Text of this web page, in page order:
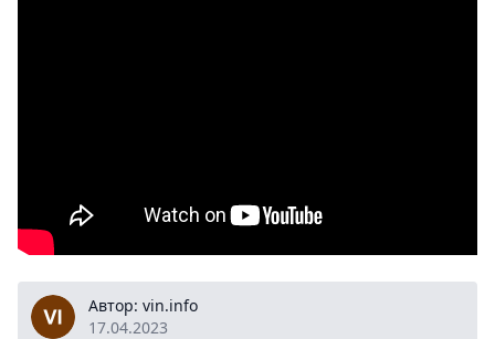
vin.infoАвтор: vin.info
17.04.2023